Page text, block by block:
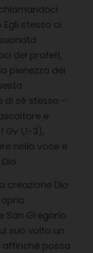
stesso ci
dei profeti,
pienezza dei
di sé stesso –
e
1 Gv 1,1-3),
nella voce e
creazione Dio
San Gregorio
suo volto un
affinché possa